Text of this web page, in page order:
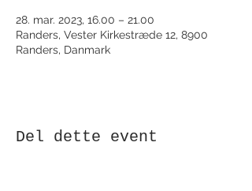
28. mar. 2023, 16.00 – 21.00
Randers, Vester Kirkestræde 12, 8900
Randers, Danmark
Del dette event